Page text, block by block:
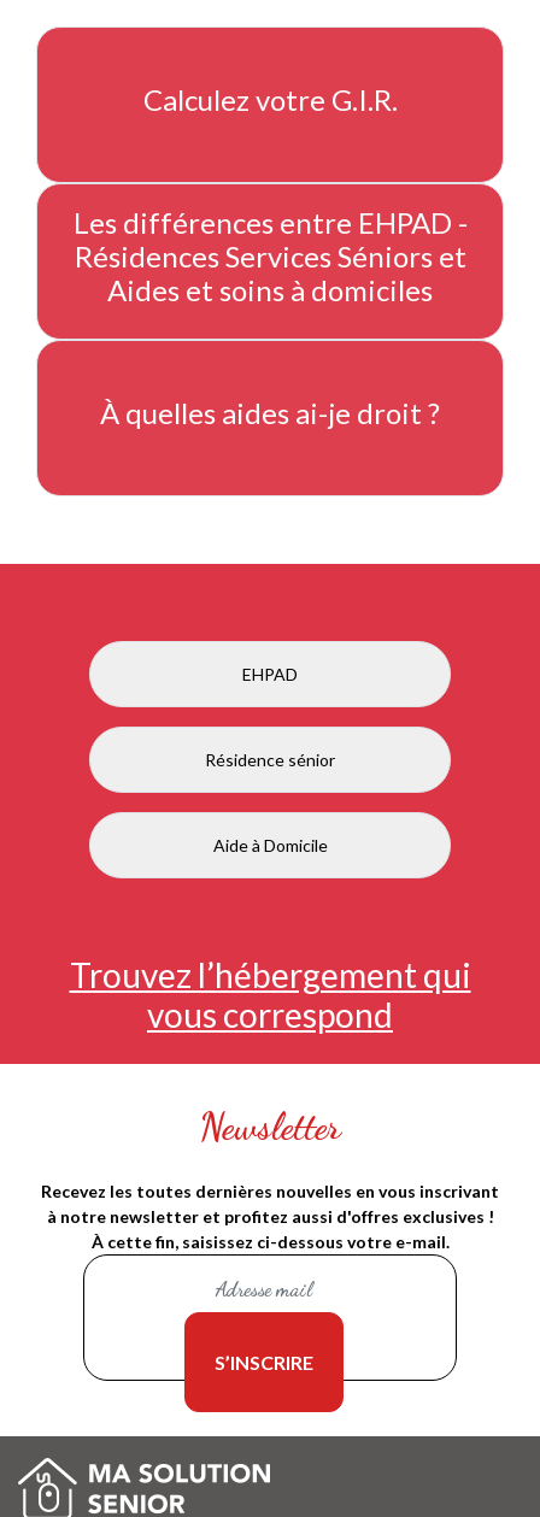
Calculez votre G.I.R.
Les différences entre EHPAD -
Résidences Services Séniors et
Aides et soins à domiciles
À quelles aides ai-je droit ?
EHPAD
Résidence sénior
Aide à Domicile
Trouvez l’hébergement qui
vous correspond
Newsletter
Recevez les toutes dernières nouvelles en vous inscrivant
à notre newsletter et profitez aussi d'offres exclusives !
À cette fin, saisissez ci-dessous votre e-mail.